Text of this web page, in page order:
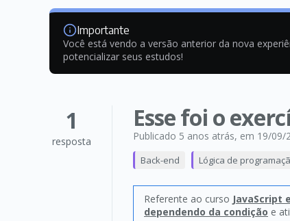
Importante
Você está vendo a versão anterior da nova
potencializar seus estudos!
1
resposta
Esse foi o
Publicado 5 anos atrás, em 19/09/
Back-end Lógica de
Referente ao curso JavaScript
dependendo da condição e